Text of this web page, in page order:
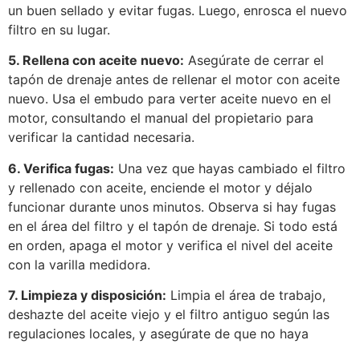
un buen sellado y evitar fugas. Luego, enrosca el nuevo
filtro en su lugar.
5. Rellena con aceite nuevo: Asegúrate de cerrar el
tapón de drenaje antes de rellenar el motor con aceite
nuevo. Usa el embudo para verter aceite nuevo en el
motor, consultando el manual del propietario para
verificar la cantidad necesaria.
6. Verifica fugas: Una vez que hayas cambiado el filtro
y rellenado con aceite, enciende el motor y déjalo
funcionar durante unos minutos. Observa si hay fugas
en el área del filtro y el tapón de drenaje. Si todo está
en orden, apaga el motor y verifica el nivel del aceite
con la varilla medidora.
7. Limpieza y disposición: Limpia el área de trabajo,
deshazte del aceite viejo y el filtro antiguo según las
regulaciones locales, y asegúrate de que no haya